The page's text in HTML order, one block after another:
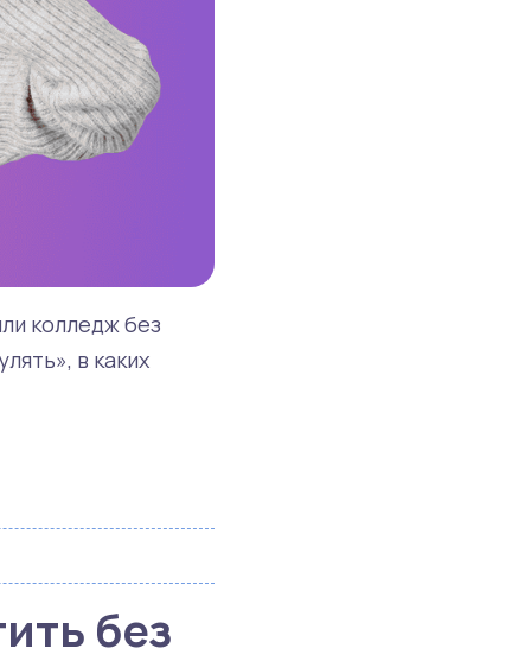
колледж без
в каких
без